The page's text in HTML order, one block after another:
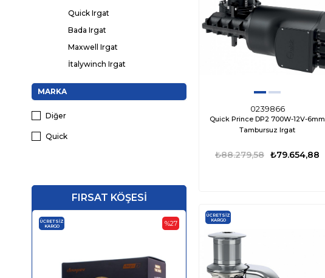
Quick Irgat
Bada Irgat
Maxwell Irgat
İtalywinch Irgat
MARKA
Diğer
Quick
FIRSAT KÖŞESİ
%27
ÜCRETSIZ
KARGO
ÜCRETSIZ
0239866
Quick Prince DP2 700W-12V-6mm
Tambursuz Irgat
₺79.654,88
₺88.279,58
ÜCRETSIZ
KARGO